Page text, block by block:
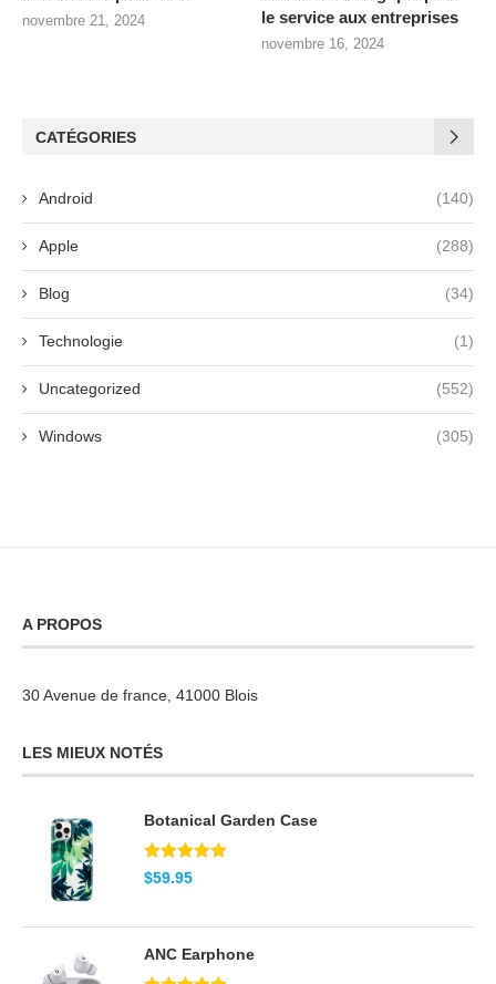
novembre 21, 2024
le service aux entreprises
novembre 16, 2024
CATÉGORIES
Android (140)
Apple (288)
Blog (34)
Technologie (1)
Uncategorized (552)
Windows (305)
A PROPOS
30 Avenue de france, 41000 Blois
LES MIEUX NOTÉS
Botanical Garden Case
Note5.00
sur 5
$59.95
ANC Earphone